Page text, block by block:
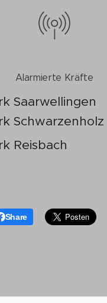
Alarmierte Kräfte
Saarwellingen
Schwarzenholz
Reisbach
Share